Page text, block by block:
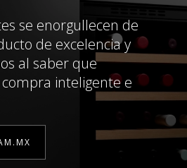
se enorgullecen de
de excelencia y
al saber que
inteligente e